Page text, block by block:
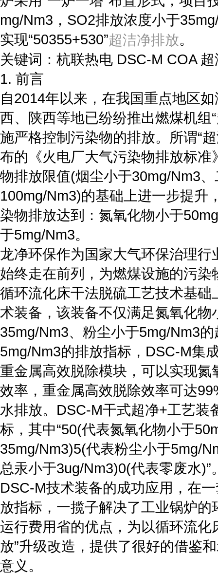
mg/Nm3，SO2排放浓度小于
实现“50355+530”超洁净排放。
关键词：杭联热电 DSC-M COA
1. 前言
自2014年以来，在我国重点地区
西、陕西等地已纷纷推出燃煤机组
施严格控制污染物的排放。所谓“
布的《火电厂大气污染物排放标
物排放限值(烟尘小于30mg/Nm3
100mg/Nm3)的基础上进一步提升
染物排放达到：氮氧化物小于
于5mg/Nm3。
龙净环保作为国家大气环保治理行
始终走在前列，为燃煤设施的污
循环流化床干法脱硫工艺技术基
术装备，该装备不仅满足氮氧化
35mg/Nm3、粉尘小于5mg/Nm3
5mg/Nm3的排放指标，DSC-M集
重金属高效脱除模块，可以实现
效率，重金属高效脱除效率可达
水排放。DSC-M干式超净+工艺装
标，其中“50(代表氮氧化物小于
35mg/Nm3)5(代表粉尘小于5mg/
总汞小于3ug/Nm3)0(代表零废水)”
DSC-M技术装备的成功应用，在
放指标，一揽子解决了工业锅炉
运行费用省的优点，为以循环流
放”升级改造，提供了很好的借鉴
意义。